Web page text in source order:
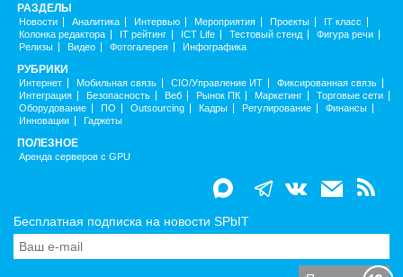
РАЗДЕЛЫ
Новости Аналитика Интервью Мероприятия Проекты
IT класс
Колонка редактора
IT рейтинг ICT Life Тестовый стенд
Фигура речи
Релизы
Видео Фотогалерея Инфографика
РУБРИКИ
Интернет Мобильная связь CIO/Управление ИТ
Фиксированная связь
Интеграция
Безопасность Веб Рынок ПК Маркетинг
Торговые сети
Оборудование
ПО Outsourcing Кадры Регулирование
Финансы
Инновации
Гаджеты
ПОЛЕЗНОЕ
Аренда серверов с GPU
Бесплатная подписка на новости SPbIT